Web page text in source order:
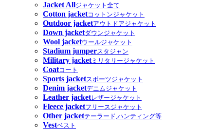
Jacket Allジャケット全て
Cotton jacketコットンジャケット
Outdoor jacketアウトドアジャケット
Down jacketダウンジャケット
Wool jacketウールジャケット
Stadium jumperスタジャン
Military jacketミリタリージャケット
Coatコート
Sports jacketスポーツジャケット
Denim jacketデニムジャケット
Leather jacketレザージャケット
Fleece jacketフリースジャケット
Other jacketテーラード,ハンティング等
Vestベスト